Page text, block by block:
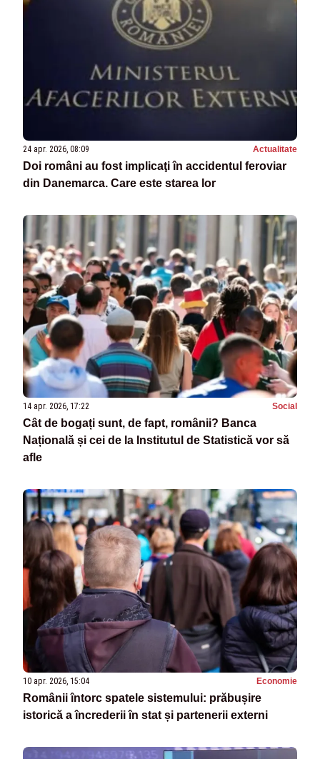
24 apr. 2026, 08:09 Actualitate
Doi români au fost implicaţi în accidentul feroviar
din Danemarca. Care este starea lor
14 apr. 2026, 17:22 Social
Cât de bogați sunt, de fapt, românii? Banca
Națională și cei de la Institutul de Statistică vor să
afle
10 apr. 2026, 15:04 Economie
Românii întorc spatele sistemului: prăbușire
istorică a încrederii în stat și partenerii externi